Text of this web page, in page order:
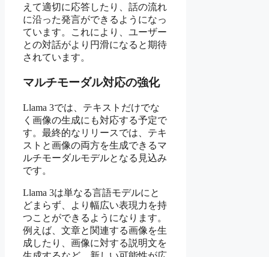
えて適切に応答したり、話の流れ
に沿った発言ができるようになっ
ています。これにより、ユーザー
との対話がより円滑になると期待
されています。
マルチモーダル対応の強化
Llama 3では、テキストだけでな
く画像の生成にも対応する予定で
す。最終的なリリースでは、テキ
ストと画像の両方を生成できるマ
ルチモーダルモデルとなる見込み
です。
Llama 3は単なる言語モデルにと
どまらず、より幅広い表現力を持
つことができるようになります。
例えば、文章と関連する画像を生
成したり、画像に対する説明文を